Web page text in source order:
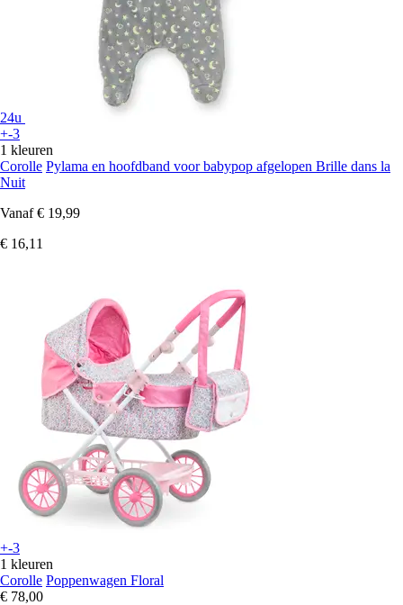
24u
+-3
1 kleuren
Corolle Pylama en hoofdband voor babypop afgelopen Brille dans la
Nuit
Vanaf € 19,99
€ 16,11
+-3
1 kleuren
Corolle Poppenwagen Floral
€ 78,00